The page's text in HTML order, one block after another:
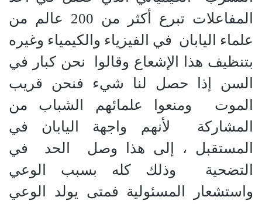
المفاعلات تبرع أكثر من 200 عالم من
علماء اليابان في الفيزياء والكيمياء وغيره
بتنظيف هذا الإشعاع وقالوا نحن كبار في
السن إذا حصل لنا شيء فنحن قريب
الموت ومنعوا علمائهم الشباب من
المشاركة لأنهم واجهة اليابان في
المستقبل ، إلى هذا وصل الحد في
التضحية وذلك كله بسبب الوعي
واستشعار المسئولية فمتى يولد الوعي